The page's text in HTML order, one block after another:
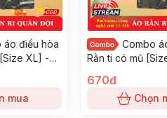
áo điều hòa
XL] -
mua
Combo
Rằn ti có mũ
670đ
Chọn